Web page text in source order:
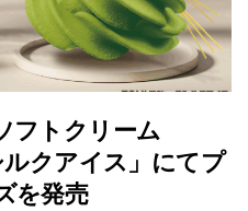
フトクリーム
ルクアイス」にてプ
を発売